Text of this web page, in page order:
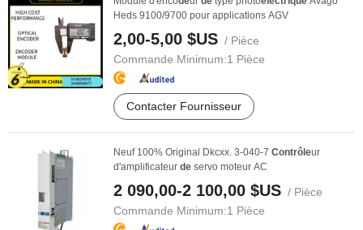
Heds 9100/9700 pour applications AGV
2,00-5,00 $US / Pièce
Commande Minimum:1 Pièce
Contacter Fournisseur
Neuf 100% Original Dkcxx. 3-040-7 Contrôleur
d'amplificateur de servo moteur AC
2 090,00-2 100,00 $US / Pièce
Commande Minimum:1 Pièce